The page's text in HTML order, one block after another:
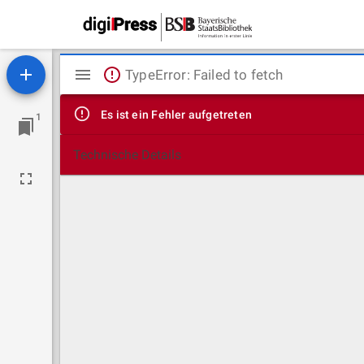
1
Mirador
Viewer
TypeError: Failed to fetch
Es ist ein Fehler aufgetreten
Technische Details